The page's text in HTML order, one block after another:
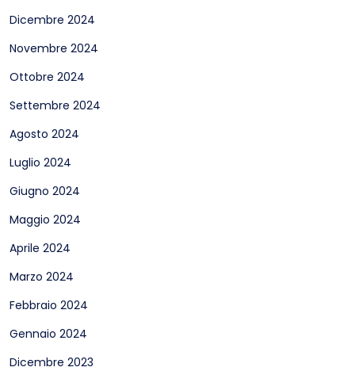
Dicembre 2024
Novembre 2024
Ottobre 2024
Settembre 2024
Agosto 2024
Luglio 2024
Giugno 2024
Maggio 2024
Aprile 2024
Marzo 2024
Febbraio 2024
Gennaio 2024
Dicembre 2023